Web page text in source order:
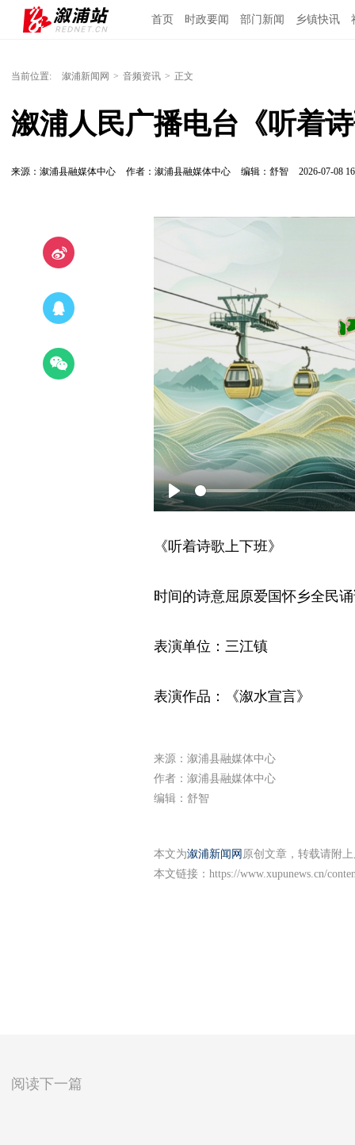
首页 时政要闻 部门新闻 乡镇快讯
当前位置: 溆浦新闻网 > 音频资讯 > 正文
溆浦人民广播电台《听着
来源：溆浦县融媒体中心 作者：溆浦县融媒体中心 编辑：舒智 2026-07-08
Play
《听着诗歌上下班》
时间的诗意屈原爱国怀乡全民
表演单位：三江镇
表演作品：《溆水宣言》
来源：溆浦县融媒体中心
作者：溆浦县融媒体中心
编辑：舒智
本文为溆浦新闻网 原创文章，转载请附
本文链接： https://www.xupunews.cn/
阅读下一篇